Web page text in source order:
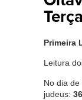
Primeira
Leitura
No dia
judeus: 36